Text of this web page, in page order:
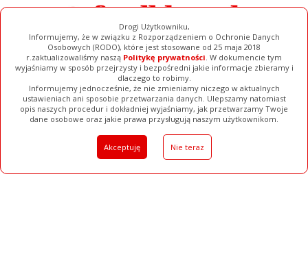
Drogi Użytkowniku,
Informujemy, że w związku z Rozporządzeniem o Ochronie Danych
Osobowych (RODO), które jest stosowane od 25 maja 2018
r.zaktualizowaliśmy naszą Politykę prywatności. W dokumencie tym
wyjaśniamy w sposób przejrzysty i bezpośredni jakie informacje zbieramy i
dlaczego to robimy.
Informujemy jednocześnie, że nie zmieniamy niczego w aktualnych
ustawieniach ani sposobie przetwarzania danych. Ulepszamy natomiast
opis naszych procedur i dokładniej wyjaśniamy, jak przetwarzamy Twoje
dane osobowe oraz jakie prawa przysługują naszym użytkownikom.
Akceptuję Nie teraz
Ogłoszenia Filmy Galerie Baza Firm Pełna Wersja